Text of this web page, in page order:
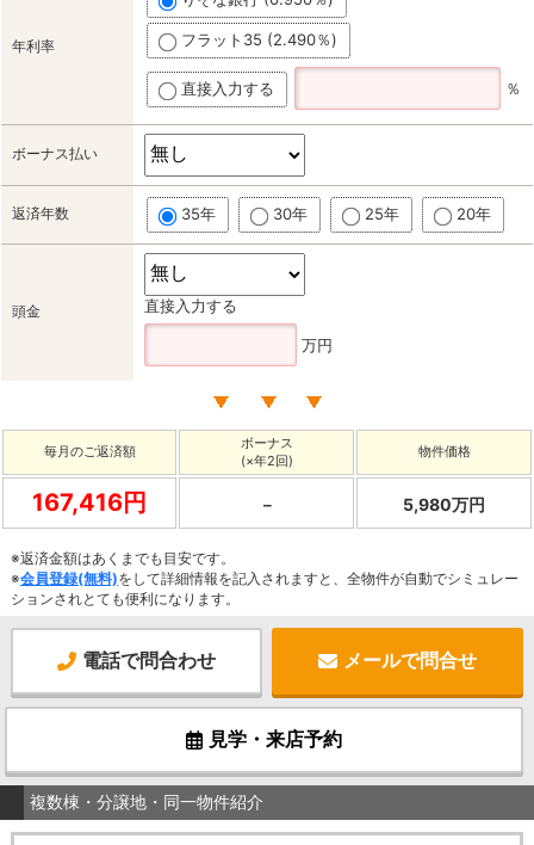
年利率 フラット35 (2.490％)
直接入力する ％
ボーナス払い
返済年数 35年 30年 25年 20年
頭金 直接入力する
万円
毎月のご返済額
ボーナス
(×年2回)
物件価格
167,416円 － 5,980万円
※返済金額はあくまでも目安です。
※会員登録(無料)をして詳細情報を記入されますと、全物件が自動でシミュレー
ションされとても便利になります。
電話で問合わせ メールで問合せ
見学・来店予約
複数棟・分譲地・同一物件紹介